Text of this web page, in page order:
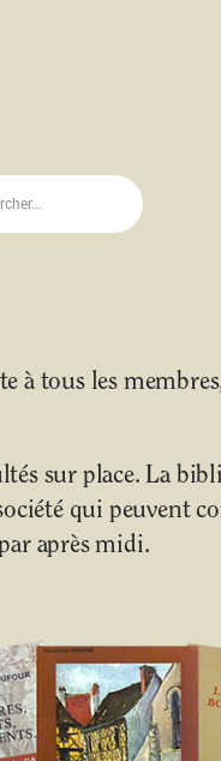
à tous les
sur place. La
qui peuvent
après midi.